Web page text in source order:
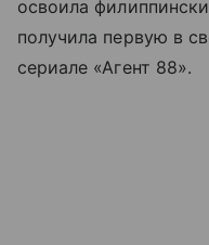
освоила
получила первую в
сериале «Агент 88».